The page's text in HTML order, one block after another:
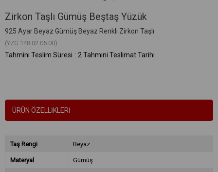
Zirkon Taşlı Gümüş Beştaş Yüzük
925 Ayar Beyaz Gümüş Beyaz Renkli Zirkon Taşlı
(YZG.148.02.05.00)
Tahmini Teslim Süresi : 2 Tahmini Teslimat Tarihi
ÜRÜN ÖZELLIKLERI
Taş Rengi Beyaz
Materyal Gümüş